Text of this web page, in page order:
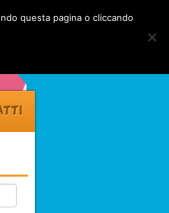
questa pagina o cliccando